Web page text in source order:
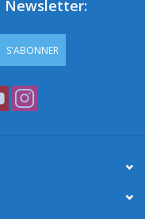
Newsletter:
S'ABONNER